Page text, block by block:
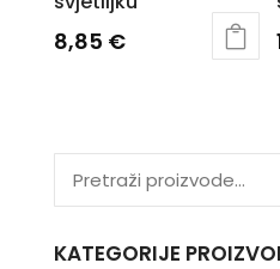
8,85 €
KATEGORIJE